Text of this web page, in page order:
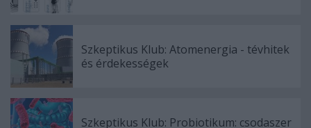
Szkeptikus Klub: Atomenergia - tévhitek
és érdekességek
Szkeptikus Klub: Probiotikum: csodaszer